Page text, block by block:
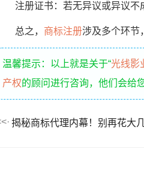
注册证书：若无异议或异议不
总之， 商标注册涉及多个环节
温馨提示：以上就是关于“光线影
产权的顾问进行咨询，他们会给
揭秘商标代理内幕！别再花大